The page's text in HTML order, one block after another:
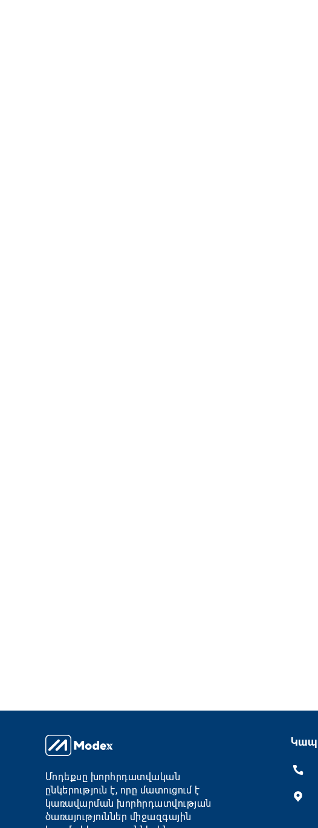
Մոդեքսը խորհրդատվական
ընկերություն է, որը մատուցում է
կառավարման խորհրդատվության
ծառայություններ միջազգային
Կապ